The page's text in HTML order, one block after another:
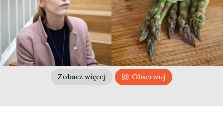
Zobacz więcej Obserwuj